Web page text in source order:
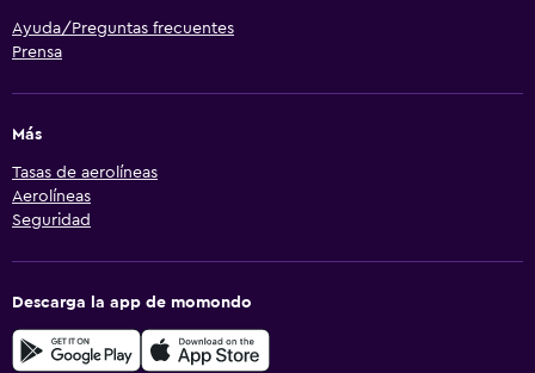
Ayuda/Preguntas frecuentes
Prensa
Más
Tasas de aerolíneas
Aerolíneas
Seguridad
Descarga la app de momondo